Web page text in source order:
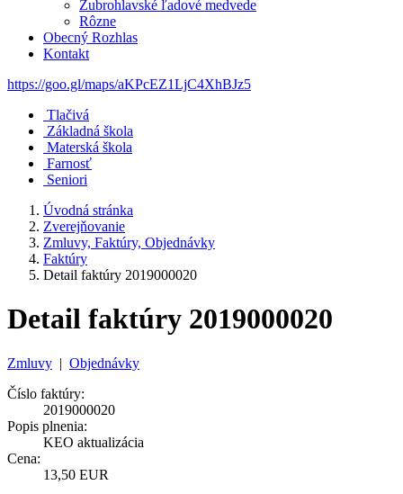
Zubrohlavské ľadové medvede
Rôzne
Obecný Rozhlas
Kontakt
https://goo.gl/maps/aKPcEZ1LjC4XhBJz5
Tlačivá
Základná škola
Materská škola
Farnosť
Seniori
Úvodná stránka
Zverejňovanie
Zmluvy, Faktúry, Objednávky
Faktúry
Detail faktúry 2019000020
Detail faktúry 2019000020
Zmluvy | Objednávky
Číslo faktúry:
2019000020
Popis plnenia:
KEO aktualizácia
Cena:
13,50 EUR